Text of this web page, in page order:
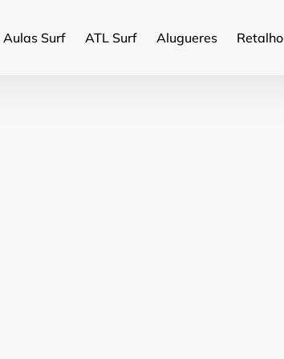
Aulas Surf ATL Surf Alugueres Retalho